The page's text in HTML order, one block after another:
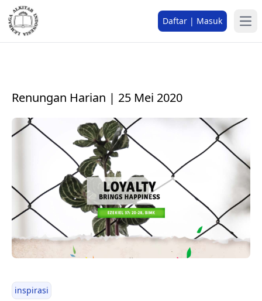
Daftar | Masuk
Renungan Harian | 25 Mei 2020
inspirasi